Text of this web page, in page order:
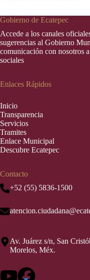
Gobierno de Ecatepec
Accede a los canales
sugerencias al Gobierno
comunicación con nosotros
sociales
Enlaces Rápidos
Inicio
Transparencia
Servicios
Tramites
Enlace Municipal
Descubre Ecatepec
Contacto
+52 (55) 5836-1500
Av. Juárez s/n, San
Morelos, Méx.